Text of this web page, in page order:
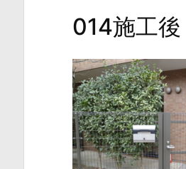
014施工後